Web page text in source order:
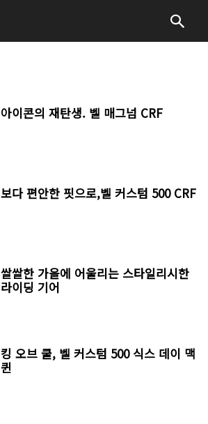
아이콘의 재탄생. 벨 매그넘 CRF
보다 편안한 핏으로,벨 커스텀 500 CRF
쌀쌀한 가을에 어울리는 스타일리시한
라이딩 기어
킹 오브 쿨, 벨 커스텀 500 식스 데이 맥
퀸